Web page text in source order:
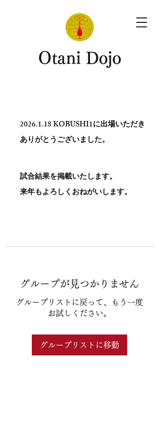
​Otani Dojo
2026.1.18KOBUSHI1に出場いただき
ありがとう​ございました。
試合結果を掲載いたします。
​来年もよろしくおねがいします。
グループが見つかりません
グループリストに戻って、もう一度
お試しください。
グループリストに移動